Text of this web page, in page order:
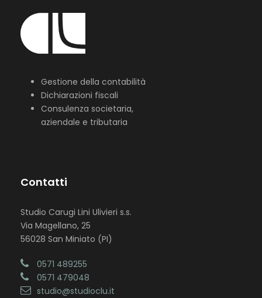
Gestione della contabilità
Dichiarazioni fiscali
Consulenza societaria,
aziendale e tributaria
Contatti
Studio Carugi Lini Ulivieri s.s.
Via Magellano, 25
56028 San Miniato (PI)
0571 489255
0571 479048
studio@studioclu.it